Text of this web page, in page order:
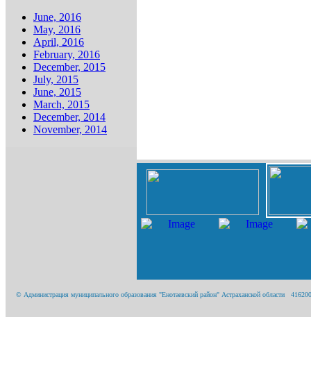
June, 2016
May, 2016
April, 2016
February, 2016
December, 2015
July, 2015
June, 2015
March, 2015
December, 2014
November, 2014
© Администрация муниципального образования "Енотаевский район" Астраханской области